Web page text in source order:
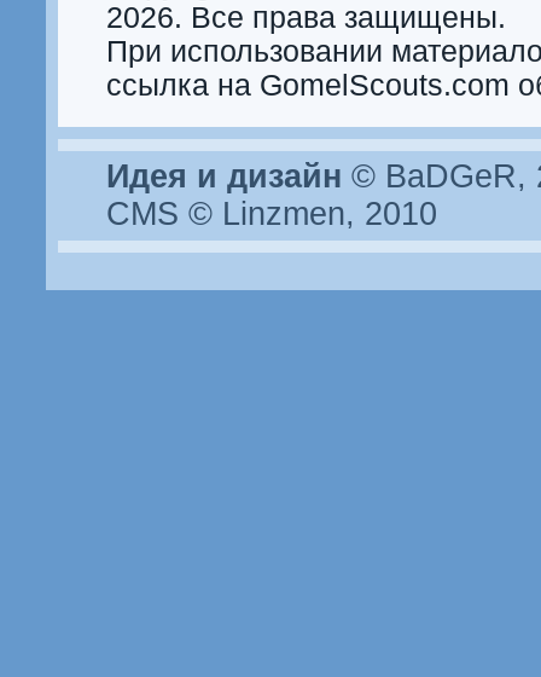
2026. Все права защищены.
При использовании
ссылка на GomelScouts.com
Идея и дизайн © BaDGeR,
CMS © Linzmen, 2010